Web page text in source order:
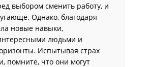
выбором сменить работу, и
Однако, благодаря
новые навыки,
людьми и
Испытывая страх
помните, что они могут